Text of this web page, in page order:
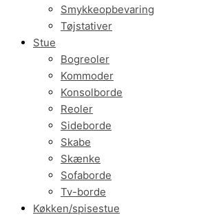
Smykkeopbevaring
Tøjstativer
Stue
Bogreoler
Kommoder
Konsolborde
Reoler
Sideborde
Skabe
Skænke
Sofaborde
Tv-borde
Køkken/spisestue